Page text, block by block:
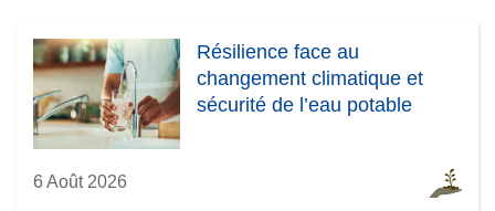
Résilience face au
changement climatique et
sécurité de l’eau potable
6 Août 2026